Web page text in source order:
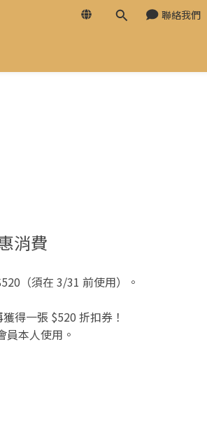
聯絡我們
消費
（須在 3/31 前使用）。
得一張 $520 折扣券！
員本人使用。